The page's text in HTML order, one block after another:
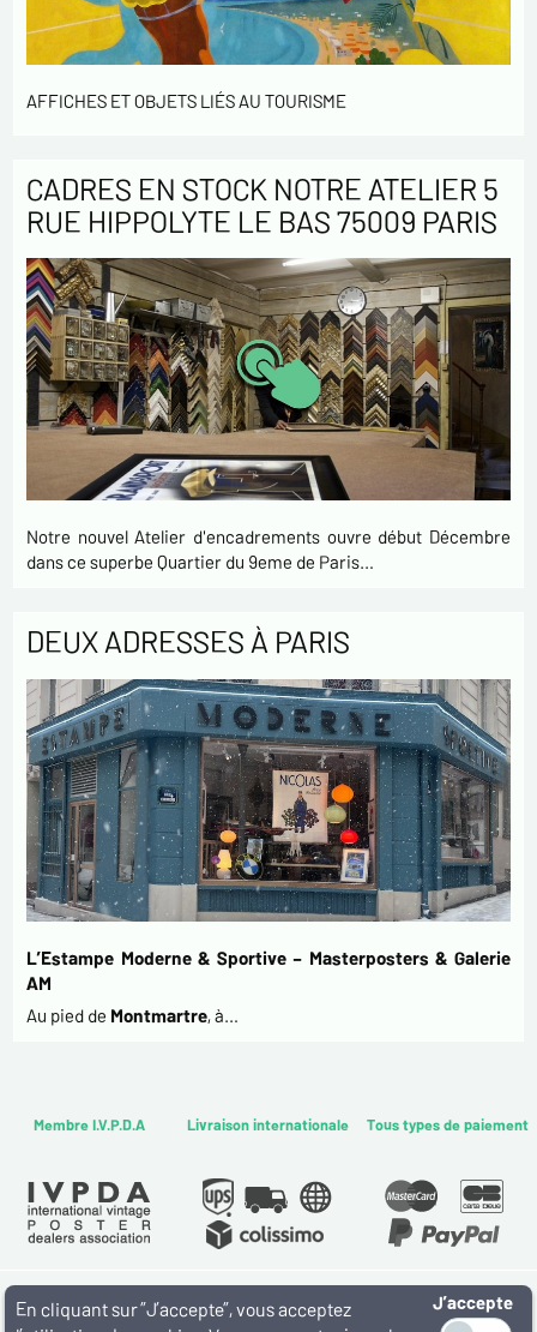
AFFICHES ET OBJETS LIÉS AU TOURISME
CADRES EN STOCK NOTRE ATELIER 5
RUE HIPPOLYTE LE BAS 75009 PARIS
Notre nouvel Atelier d'encadrements ouvre début Décembre
dans ce superbe Quartier du 9eme de Paris…
DEUX ADRESSES À PARIS
L’Estampe Moderne & Sportive – Masterposters & Galerie
AM
Au pied de Montmartre, à…
Membre I.V.P.D.A Livraison internationale Tous types de paiement
WWW.MASTERPOSTERS.COMJ’accepte
En cliquant sur ”J’accepte”, vous acceptez